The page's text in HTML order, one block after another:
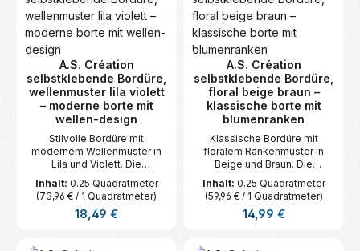
A.S. Création
selbstklebende Bordüre,
wellenmuster lila violett
– moderne borte mit
wellen-design
Stilvolle Bordüre mit
modernem Wellenmuster in
Lila und Violett. Die
selbstklebende Borte lässt
sich einfach anbringen und
bringt frischen Schwung in
jeden Raum. Maße: 5 m x 0,05
Inhalt: 0.25 Quadratmeter
(73,96 € / 1 Quadratmeter)
Regulärer Preis:
18,49 €
A.S. Création
selbstklebende Bordüre,
floral beige braun –
klassische borte mit
blumenranken
Klassische Bordüre mit
floralem Rankenmuster in
Beige und Braun. Die
selbstklebende Oberfläche
ermöglicht eine einfache
Anbringung. Maße: 5 m x 0,05
m.
Inhalt: 0.25 Quadratmeter
(59,96 € / 1 Quadratmeter)
Regulärer Preis:
14,99 €